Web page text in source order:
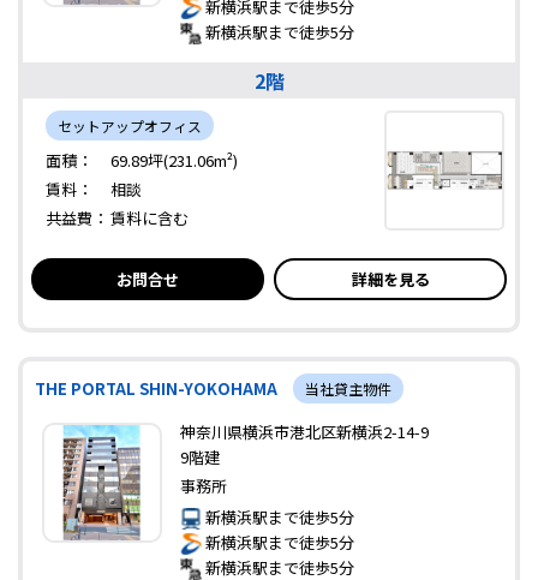
新横浜駅まで徒歩5分
新横浜駅まで徒歩5分
2階
セットアップオフィス
面積：
69.89坪(231.06m²)
賃料：
相談
共益費： 賃料に含む
お問合せ 詳細を見る
THE PORTAL SHIN-YOKOHAMA 当社貸主物件
神奈川県横浜市港北区新横浜2-14-9
9階建
事務所
新横浜駅まで徒歩5分
新横浜駅まで徒歩5分
新横浜駅まで徒歩5分